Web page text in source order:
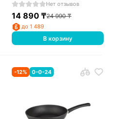
Нет отзывов
14 890 ₸24 990₸
до 1 489
В корзину
-12% 0-0-24